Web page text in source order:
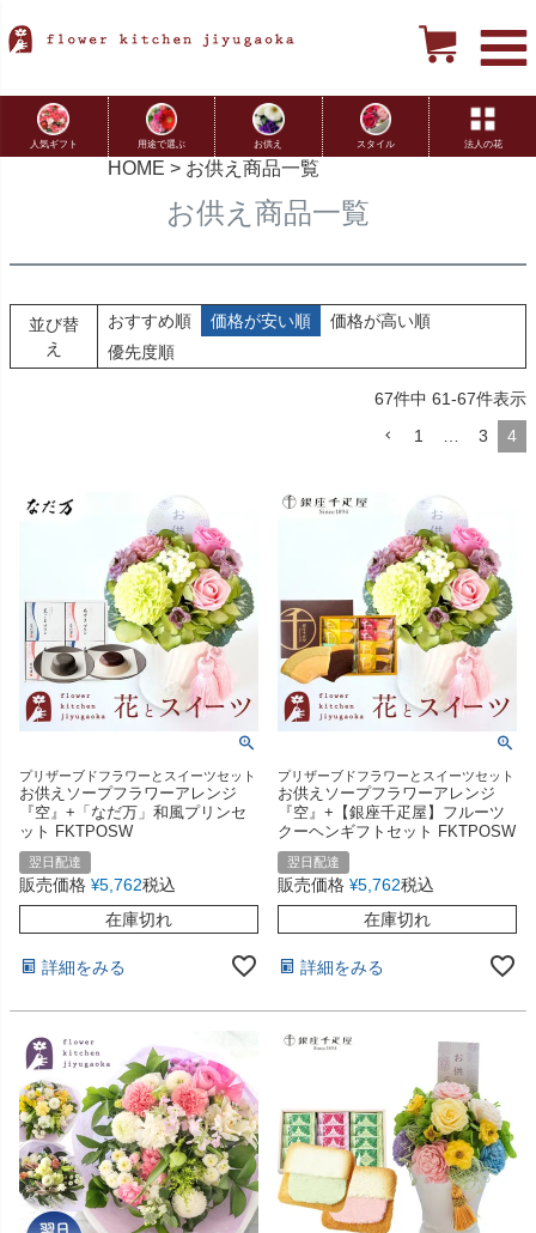
人気ギフト 用途で選ぶ お供え スタイル 法人の花
HOME お供え商品一覧
お供え商品一覧
並び替
え
おすすめ順 価格が安い順
価格が高い順
優先度順
67件中 61-67件表示
1
… 3 4
プリザーブドフラワーとスイーツセット
お供えソープフラワーアレンジ
『空』+「なだ万」和風プリンセ
ット FKTPOSW
翌日配達
販売価格 ¥5,762税込
在庫切れ
詳細をみる
プリザーブドフラワーとスイーツセット
お供えソープフラワーアレンジ
『空』+【銀座千疋屋】フルーツ
クーヘンギフトセット FKTPOSW
翌日配達
販売価格 ¥5,762税込
在庫切れ
詳細をみる